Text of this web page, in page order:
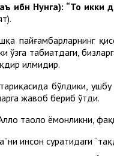
ибн Нунга): “То икки
пайғамбарларнинг
ўзга табиатдаги,
илмидир.
бўлдики,
жавоб бериб ўтди.
таоло ёмонликни,
инсон суратидаги